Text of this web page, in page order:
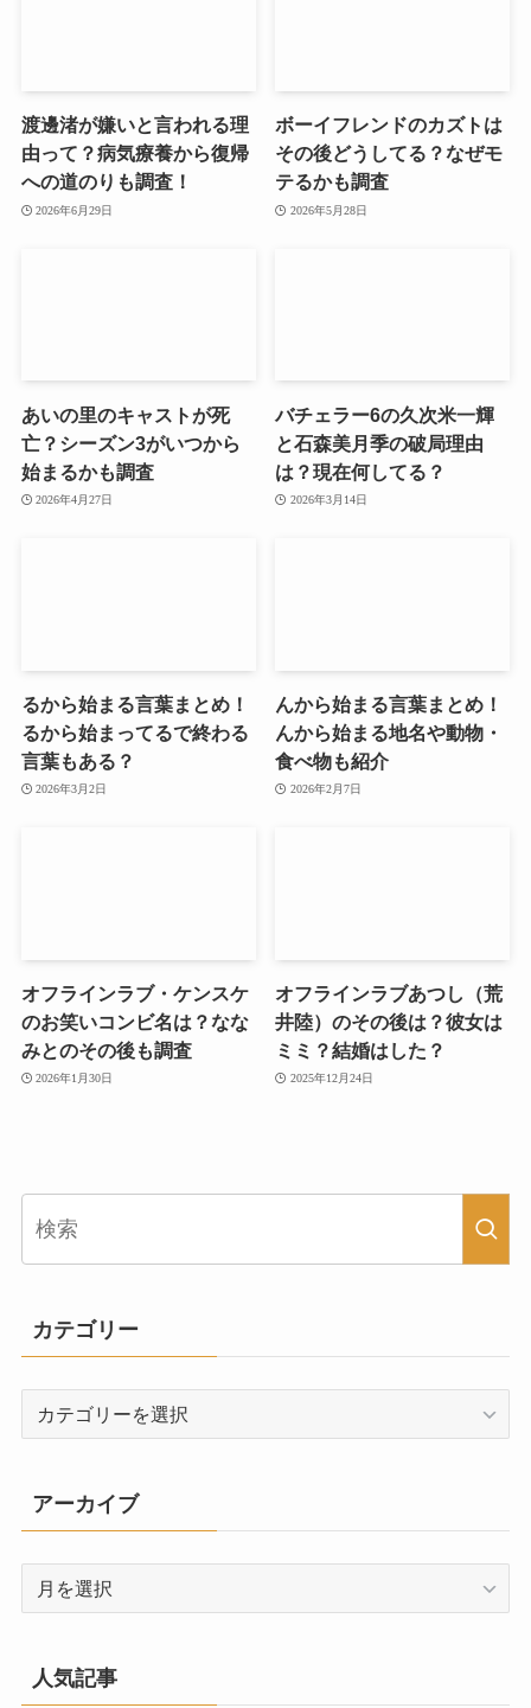
渡邊渚が嫌いと言われる理
由って？病気療養から復帰
への道のりも調査！
2026年6月29日
ボーイフレンドのカズトは
その後どうしてる？なぜモ
テるかも調査
2026年5月28日
あいの里のキャストが死
亡？シーズン3がいつから
始まるかも調査
2026年4月27日
バチェラー6の久次米一輝
と石森美月季の破局理由
は？現在何してる？
2026年3月14日
るから始まる言葉まとめ！
るから始まってるで終わる
言葉もある？
2026年3月2日
んから始まる言葉まとめ！
んから始まる地名や動物・
食べ物も紹介
2026年2月7日
オフラインラブ・ケンスケ
のお笑いコンビ名は？なな
みとのその後も調査
2026年1月30日
オフラインラブあつし（荒
井陸）のその後は？彼女は
ミミ？結婚はした？
2025年12月24日
カテゴリー
リ
ー
アーカイブ
ブ
人気記事